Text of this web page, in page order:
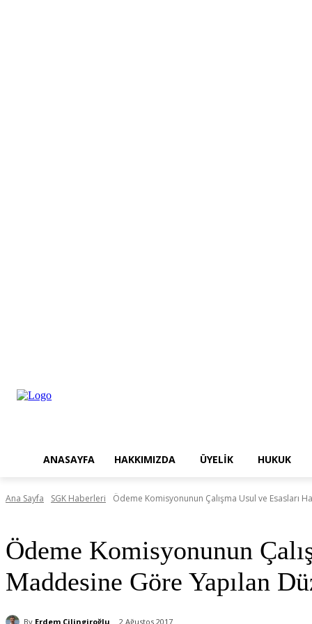
ANASAYFA HAKKIMIZDA ÜYELİK HUKUK
Ana Sayfa SGK Haberleri Ödeme Komisyonunun Çalışma Usul ve Esasları
Ödeme Komisyonunun
Maddesine Göre Yapılan
By Erdem Çilingiroğlu 2 Ağustos 2017